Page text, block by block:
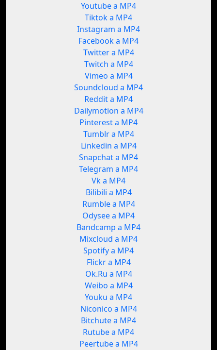
Youtube a MP4
Tiktok a MP4
Instagram a MP4
Facebook a MP4
Twitter a MP4
Twitch a MP4
Vimeo a MP4
Soundcloud a MP4
Reddit a MP4
Dailymotion a MP4
Pinterest a MP4
Tumblr a MP4
Linkedin a MP4
Snapchat a MP4
Telegram a MP4
Vk a MP4
Bilibili a MP4
Rumble a MP4
Odysee a MP4
Bandcamp a MP4
Mixcloud a MP4
Spotify a MP4
Flickr a MP4
Ok.Ru a MP4
Weibo a MP4
Youku a MP4
Niconico a MP4
Bitchute a MP4
Rutube a MP4
Peertube a MP4